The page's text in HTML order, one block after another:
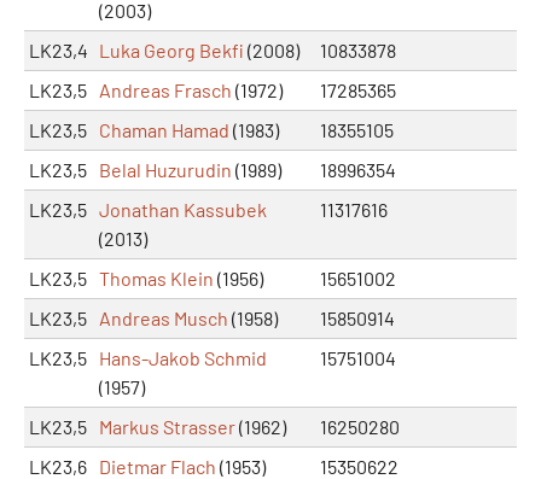
(2003)
LK23,4 Luka Georg Bekfi (2008)
10833878
LK23,5 Andreas Frasch (1972)
17285365
LK23,5 Chaman Hamad (1983)
18355105
LK23,5 Belal Huzurudin (1989)
18996354
LK23,5 Jonathan Kassubek
(2013)
11317616
LK23,5 Thomas Klein (1956)
15651002
LK23,5 Andreas Musch (1958)
15850914
LK23,5 Hans-Jakob Schmid
(1957)
15751004
LK23,5 Markus Strasser(1962)
16250280
LK23,6 Dietmar Flach (1953)
15350622